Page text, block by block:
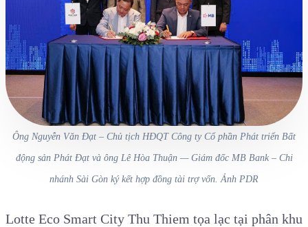
Ông Nguyễn Văn Đạt – Chủ tịch HĐQT Công ty Cổ phần Phát triển Bất
động sản Phát Đạt và ông Lê Hòa Thuận — Giám đốc MB Bank – Chi
nhánh Sài Gòn ký kết hợp đồng tài trợ vốn. Ảnh PDR
Lotte Eco Smart City Thu Thiem tọa lạc tại phân khu